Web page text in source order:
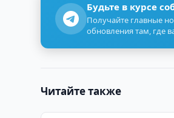
Будьте в курсе
Получайте главные
обновления там, где
Читайте также